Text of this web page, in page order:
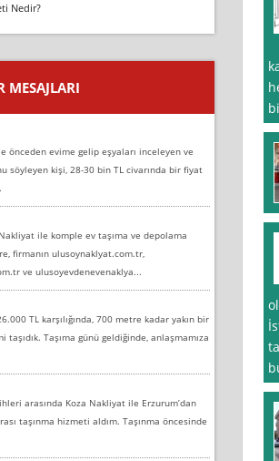
Nedir?
MESAJLARI
önceden evime gelip eşyaları inceleyen ve
söyleyen kişi, 28-30 bin TL civarında bir fiyat
ile komple ev taşıma ve depolama
firmanın ulusoynaklyat.com.tr,
ve ulusoyevdenevenaklya...
TL karşılığında, 700 metre kadar yakın bir
taşıdık. Taşıma günü geldiğinde, anlaşmamıza
arasında Koza Nakliyat ile Erzurum’dan
taşınma hizmeti aldım. Taşınma öncesinde